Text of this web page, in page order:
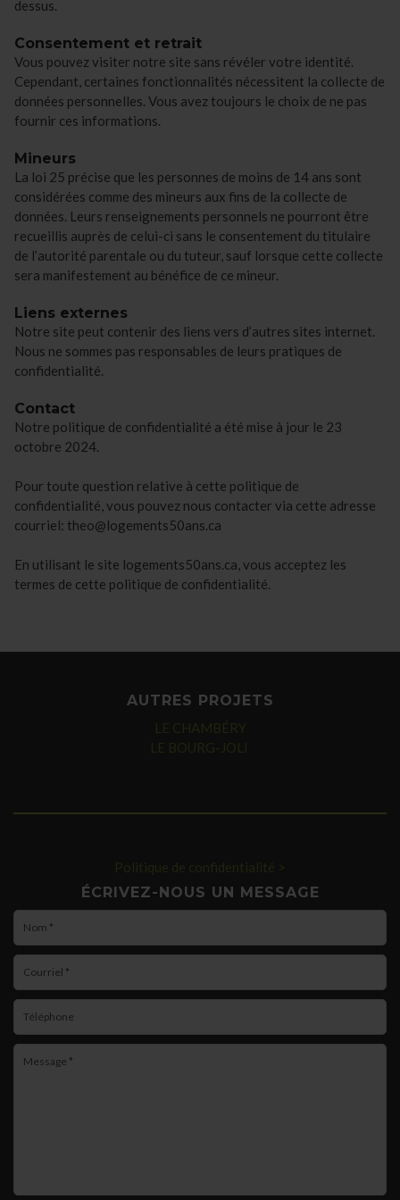
dessus.
Consentement et retrait
Vous pouvez visiter notre site sans révéler votre identité.
Cependant, certaines fonctionnalités nécessitent la collecte de
données personnelles. Vous avez toujours le choix de ne pas
fournir ces informations.
Mineurs
La loi 25 précise que les personnes de moins de 14 ans sont
considérées comme des mineurs aux fins de la collecte de
données. Leurs renseignements personnels ne pourront être
recueillis auprès de celui-ci sans le consentement du titulaire
de l’autorité parentale ou du tuteur, sauf lorsque cette collecte
sera manifestement au bénéfice de ce mineur.
Liens externes
Notre site peut contenir des liens vers d’autres sites internet.
Nous ne sommes pas responsables de leurs pratiques de
confidentialité.
Contact
Notre politique de confidentialité a été mise à jour le 23
octobre 2024.
Pour toute question relative à cette politique de
confidentialité, vous pouvez nous contacter via cette adresse
courriel: theo@logements50ans.ca
En utilisant le site logements50ans.ca, vous acceptez les
termes de cette politique de confidentialité.
AUTRES PROJETS
ÉCRIVEZ-NOUS UN MESSAGE